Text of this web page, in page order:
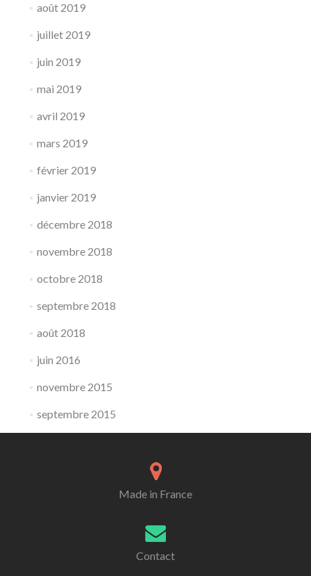
août 2019
juillet 2019
juin 2019
mai 2019
avril 2019
mars 2019
février 2019
janvier 2019
décembre 2018
novembre 2018
octobre 2018
septembre 2018
août 2018
juin 2016
novembre 2015
septembre 2015
Made in France
Contact